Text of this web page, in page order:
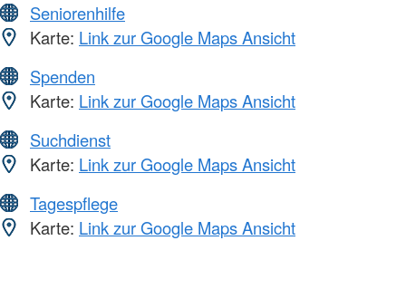
Seniorenhilfe
Karte: Link zur Google Maps Ansicht
Spenden
Karte: Link zur Google Maps Ansicht
Suchdienst
Karte: Link zur Google Maps Ansicht
Tagespflege
Karte: Link zur Google Maps Ansicht